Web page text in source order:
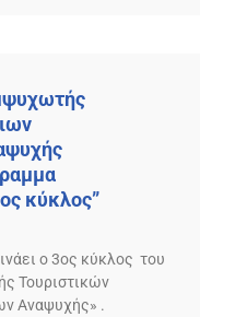
κύκλος”
ο 3ος κύκλος του
Τουριστικών
Αναψυχής» .